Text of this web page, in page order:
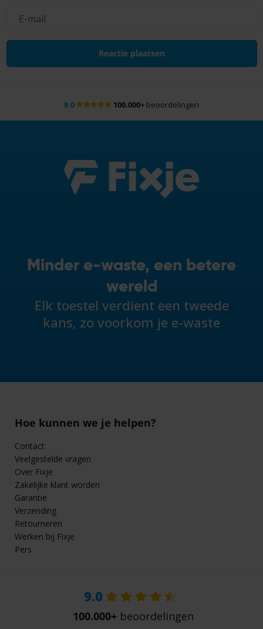
9.0 100.000+ beoordelingen
Minder e-waste, een betere
wereld
Elk toestel verdient een tweede
kans, zo voorkom je e-waste
Hoe kunnen we je helpen?
Contact
Veelgestelde vragen
Over Fixje
Zakelijke klant worden
Garantie
Verzending
Retourneren
Werken bij Fixje
Pers
9.0
100.000+ beoordelingen